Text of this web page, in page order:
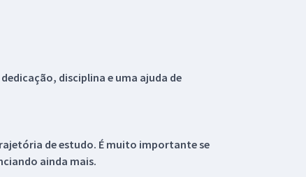
disciplina e uma ajuda de
de estudo. É muito importante se
ainda mais.